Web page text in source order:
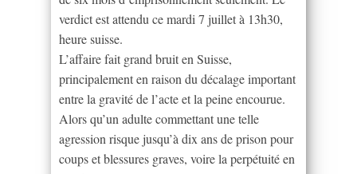
verdict est attendu ce mardi 7 juillet à 13h30,
heure suisse.
L’affaire fait grand bruit en Suisse,
principalement en raison du décalage important
entre la gravité de l’acte et la peine encourue.
Alors qu’un adulte commettant une telle
agression risque jusqu’à dix ans de prison pour
coups et blessures graves, voire la perpétuité en